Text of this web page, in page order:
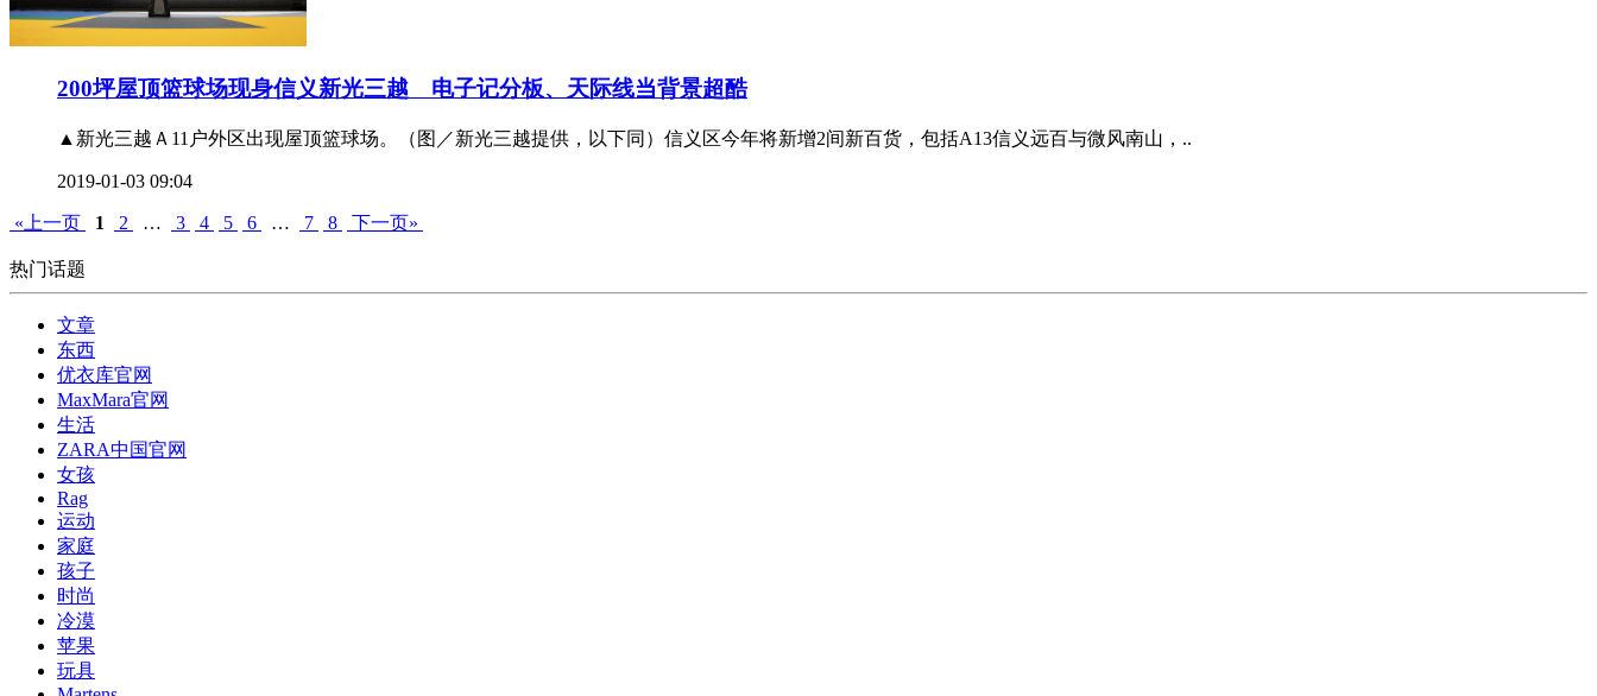
200坪屋顶篮球场现身信义新光三越 电子记分板、天际线当背景超酷
▲新光三越Ａ11户外区出现屋顶篮球场。（图／新光三越提供，以下同）信义区今年将新增2间新百货，包括A13信义远百与微风南山，..
2019-01-03 09:04
«上一页 1 2 … 3 4 5 6 … 7 8 下一页»
热门话题
文章
东西
优衣库官网
MaxMara官网
生活
ZARA中国官网
女孩
Rag
运动
家庭
孩子
时尚
冷漠
苹果
玩具